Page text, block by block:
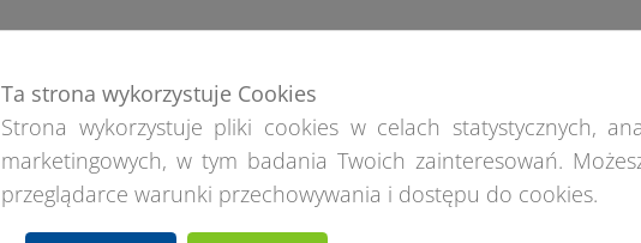
Ta strona wykorzystuje Cookies
Strona wykorzystuje pliki cookies w celach statystycznych,
marketingowych, w tym badania Twoich zainteresowań.
przeglądarce warunki przechowywania i dostępu do cookies.